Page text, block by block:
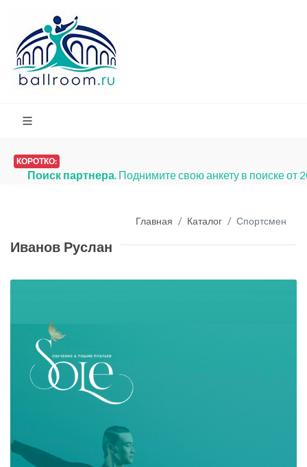
КОРОТКО:
Поиск партнера. Поднимите свою анкету в поиске от
Главная Каталог Спортсмен
Иванов Руслан